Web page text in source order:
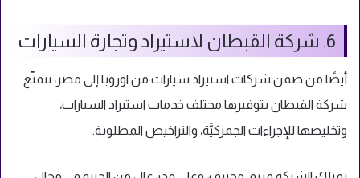
6. شركة القبطان لاستيراد وتجارة السيارات
أيضًا من ضمن شركات استيراد سيارات من اوروبا إلى مصر، تتمتّع
شركة القبطان بتوفيرها مختلف خدمات استيراد السيارات،
وتخليصها للإجراءات الجمركيَّة، والتراخيص المطلوبة.